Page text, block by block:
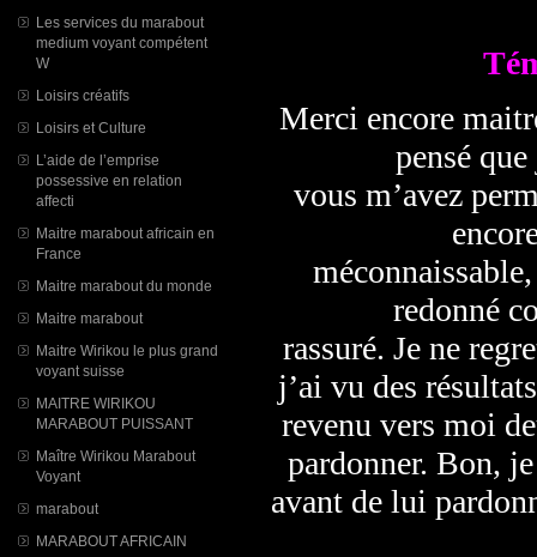
Les services du marabout
medium voyant compétent
W
Loisirs créatifs
Loisirs et Culture
L’aide de l’emprise
possessive en relation
affecti
Maitre marabout africain en
France
Maitre marabout du monde
Maitre marabout
Maitre Wirikou le plus grand
voyant suisse
MAITRE WIRIKOU
MARABOUT PUISSANT
Maître Wirikou Marabout
Voyant
marabout
MARABOUT AFRICAIN
Merci encore
pensé
vous m’avez
redonné
rassuré. Je ne
j’ai vu des
revenu vers moi
pardonner. Bon,
avant de lui